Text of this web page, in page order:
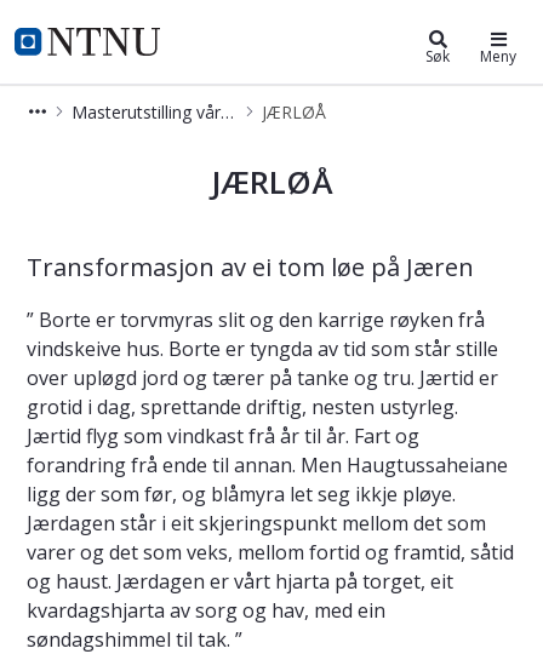
NTNU Hjemmeside
Masterutstilling arkitektur Søk Meny
Masterutstilling vår 2025 JÆRLØÅ
JÆRLØÅ
Transformasjon av ei tom løe på Jæren
” Borte er torvmyras slit og den karrige røyken frå
vindskeive hus. Borte er tyngda av tid som står stille
over upløgd jord og tærer på tanke og tru. Jærtid er
grotid i dag, sprettande driftig, nesten ustyrleg.
Jærtid flyg som vindkast frå år til år. Fart og
forandring frå ende til annan. Men Haugtussaheiane
ligg der som før, og blåmyra let seg ikkje pløye.
Jærdagen står i eit skjeringspunkt mellom det som
varer og det som veks, mellom fortid og framtid, såtid
og haust. Jærdagen er vårt hjarta på torget, eit
kvardagshjarta av sorg og hav, med ein
søndagshimmel til tak. ”